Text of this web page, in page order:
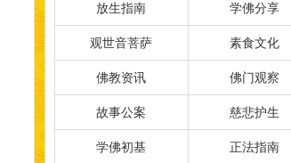
放生指南 学佛分享
观世音菩萨 素食文化
佛教资讯 佛门观察
故事公案 慈悲护生
学佛初基 正法指南